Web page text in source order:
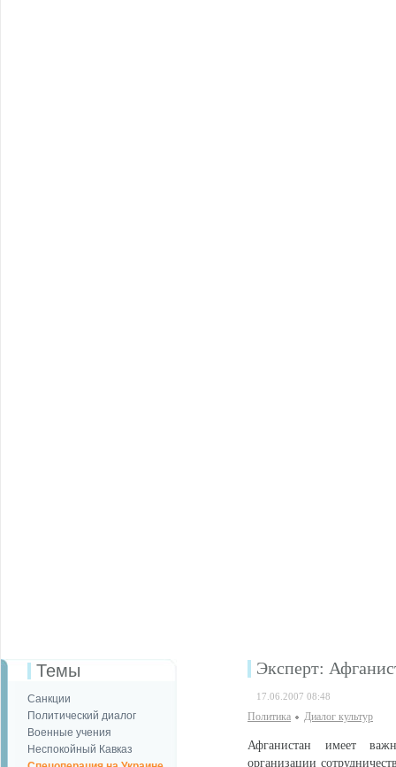
Темы
Санкции
Политический диалог
Военные учения
Неспокойный Кавказ
Эксперт:
17.06.2007 08:48
Политика Диалог культур
Афганистан имеет
организации